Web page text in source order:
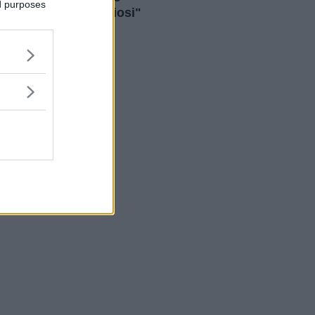
purposes
contro l'endometriosi"